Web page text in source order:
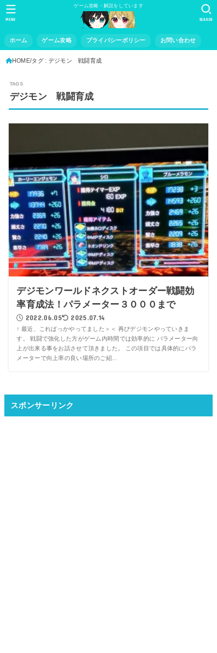
ゲーム攻略・解説をしています
ホーム ゲーム攻略 プライバシーポリシー お問い合わせ
SEARCH
MENU
HOME タグ : デジモン 戦闘育成
デジモン 戦闘育成
デジモンワールドネクストオーダー戦闘効
率育成法！パラメーター３０００まで
2022.06.05 2025.07.14
↑ 最近、こればっかやってました＞＜ 再びデジモンやっていきま
す。 戦闘で強化した方がゲーム内時間では効率的に パラメーター向
上が出来る事をお話させて頂きました。 この項目では具体的にパラ
メーターで向上率の良い場所のご紹...
スポンサーリンク